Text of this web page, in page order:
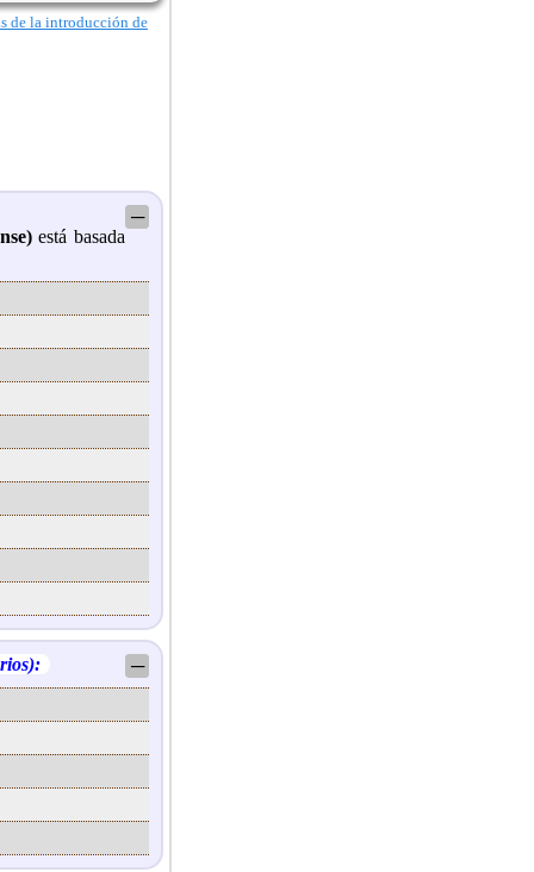
de la introducción de
─
está basada
─